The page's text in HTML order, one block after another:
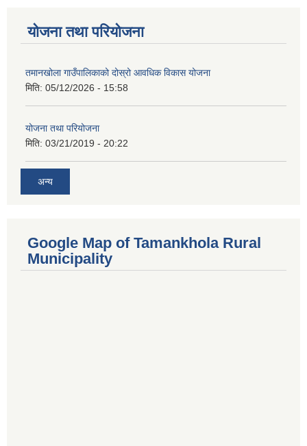
योजना तथा परियोजना
तमानखोला गाउँपालिकाको दोस्रो आवधिक विकास योजना
मिति: 05/12/2026 - 15:58
योजना तथा परियोजना
मिति: 03/21/2019 - 20:22
अन्य
Google Map of Tamankhola Rural
Municipality